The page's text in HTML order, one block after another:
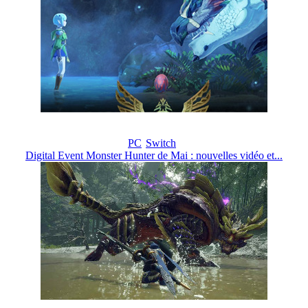
PC Switch
Digital Event Monster Hunter de Mai : nouvelles vidéo et...